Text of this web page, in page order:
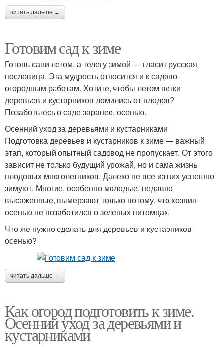
читать дальше →
Готовим сад к зиме
Готовь сани летом, а телегу зимой — гласит русская
пословица. Эта мудрость относится и к садово-
огородным работам. Хотите, чтобы летом ветки
деревьев и кустарников ломились от плодов?
Позаботьтесь о саде заранее, осенью.
Осенний уход за деревьями и кустарниками
Подготовка деревьев и кустарников к зиме — важный
этап, который опытный садовод не пропускает. От этого
зависит не только будущий урожай, но и сама жизнь
плодовых многолетников. Далеко не все из них успешно
зимуют. Многие, особенно молодые, недавно
высаженные, вымерзают только потому, что хозяин
осенью не позаботился о зеленых питомцах.
Что же нужно сделать для деревьев и кустарников
осенью?
читать дальше →
Как огород подготовить к зиме.
Осенний уход за деревьями и
кустарниками